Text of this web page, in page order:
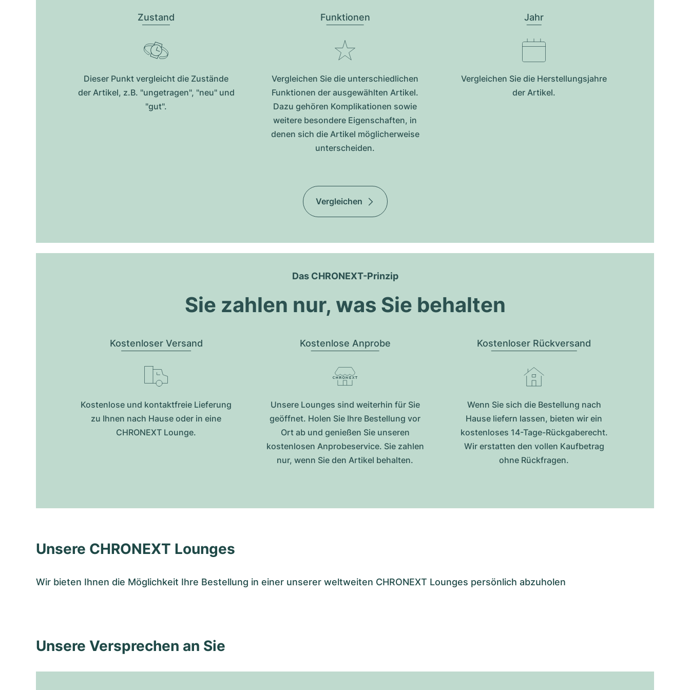
Zustand
Dieser Punkt vergleicht die Zustände
der Artikel, z.B. "ungetragen", "neu" und
"gut".
Funktionen
Vergleichen Sie die unterschiedlichen
Funktionen der ausgewählten Artikel.
Dazu gehören Komplikationen sowie
weitere besondere Eigenschaften, in
denen sich die Artikel möglicherweise
unterscheiden.
Jahr
Vergleichen Sie die Herstellungsjahre
der Artikel.
Vergleichen
Das CHRONEXT-Prinzip
Sie zahlen nur, was Sie behalten
Kostenloser Versand
Kostenlose und kontaktfreie Lieferung
zu Ihnen nach Hause oder in eine
CHRONEXT Lounge.
Kostenlose Anprobe
Unsere Lounges sind weiterhin für Sie
geöffnet. Holen Sie Ihre Bestellung vor
Ort ab und genießen Sie unseren
kostenlosen Anprobeservice. Sie zahlen
nur, wenn Sie den Artikel behalten.
Kostenloser Rückversand
Wenn Sie sich die Bestellung nach
Hause liefern lassen, bieten wir ein
kostenloses 14-Tage-Rückgaberecht.
Wir erstatten den vollen Kaufbetrag
ohne Rückfragen.
Unsere CHRONEXT Lounges
Wir bieten Ihnen die Möglichkeit Ihre Bestellung in einer unserer weltweiten CHRONEXT Lounges persönlich abzuholen
Unsere Versprechen an Sie